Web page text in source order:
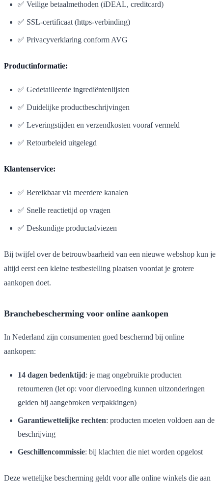
✅ Veilige betaalmethoden (iDEAL, creditcard)
✅ SSL-certificaat (https-verbinding)
✅ Privacyverklaring conform AVG
Productinformatie:
✅ Gedetailleerde ingrediëntenlijsten
✅ Duidelijke productbeschrijvingen
✅ Leveringstijden en verzendkosten vooraf vermeld
✅ Retourbeleid uitgelegd
Klantenservice:
✅ Bereikbaar via meerdere kanalen
✅ Snelle reactietijd op vragen
✅ Deskundige productadviezen
Bij twijfel over de betrouwbaarheid van een nieuwe webshop kun je
altijd eerst een kleine testbestelling plaatsen voordat je grotere
aankopen doet.
Branchebescherming voor online aankopen
In Nederland zijn consumenten goed beschermd bij online
aankopen:
14 dagen bedenktijd: je mag ongebruikte producten
retourneren (let op: voor diervoeding kunnen uitzonderingen
gelden bij aangebroken verpakkingen)
Garantiewettelijke rechten: producten moeten voldoen aan de
beschrijving
Geschillencommissie: bij klachten die niet worden opgelost
Deze wettelijke bescherming geldt voor alle online winkels die aan